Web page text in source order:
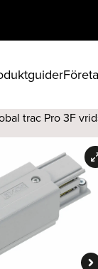
trac Pro 3F